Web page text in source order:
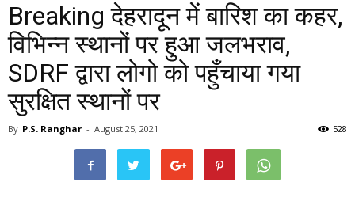
Breaking देहरादून में बारिश का कहर,
विभिन्न स्थानों पर हुआ जलभराव,
SDRF द्वारा लोगो को पहुँचाया गया
सुरक्षित स्थानों पर
By P.S. Ranghar - August 25, 2021 528